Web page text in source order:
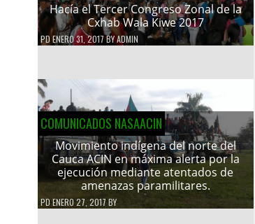
Hacía el Tercer Congreso Zonal de la
Cxhab Wala Kiwe 2017
PDENERO 31, 2017BYADMIN
COMUNICADOS NASAACIN
Movimiento indígena del norte del
Cauca ACIN en máxima alerta por la
ejecución mediante atentados de
amenazas paramilitares.
PD ENERO 27, 2017 BY